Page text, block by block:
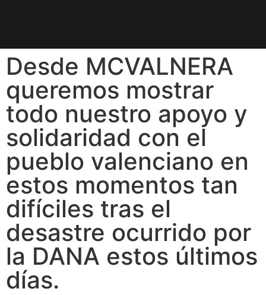
Desde MCVALNERA
queremos mostrar
todo nuestro apoyo y
solidaridad con el
pueblo valenciano en
estos momentos tan
difíciles tras el
desastre ocurrido por
la DANA estos últimos
días.